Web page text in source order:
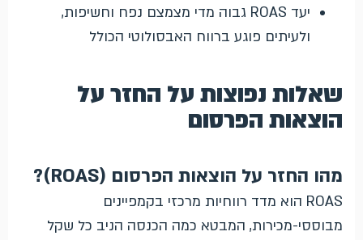
יעד ROAS גבוה מדי מצמצם נפח וחשיפות,
ולעיתים פוגע ברווח האבסולוטי הכולל
שאלות נפוצות על החזר על
הוצאות הפרסום
מהו החזר על הוצאות הפרסום (ROAS)?
ROAS הוא מדד רווחיות מרכזי בקמפיינים
מבוססי-מכירות, המבטא כמה הכנסה הניב כל שקל